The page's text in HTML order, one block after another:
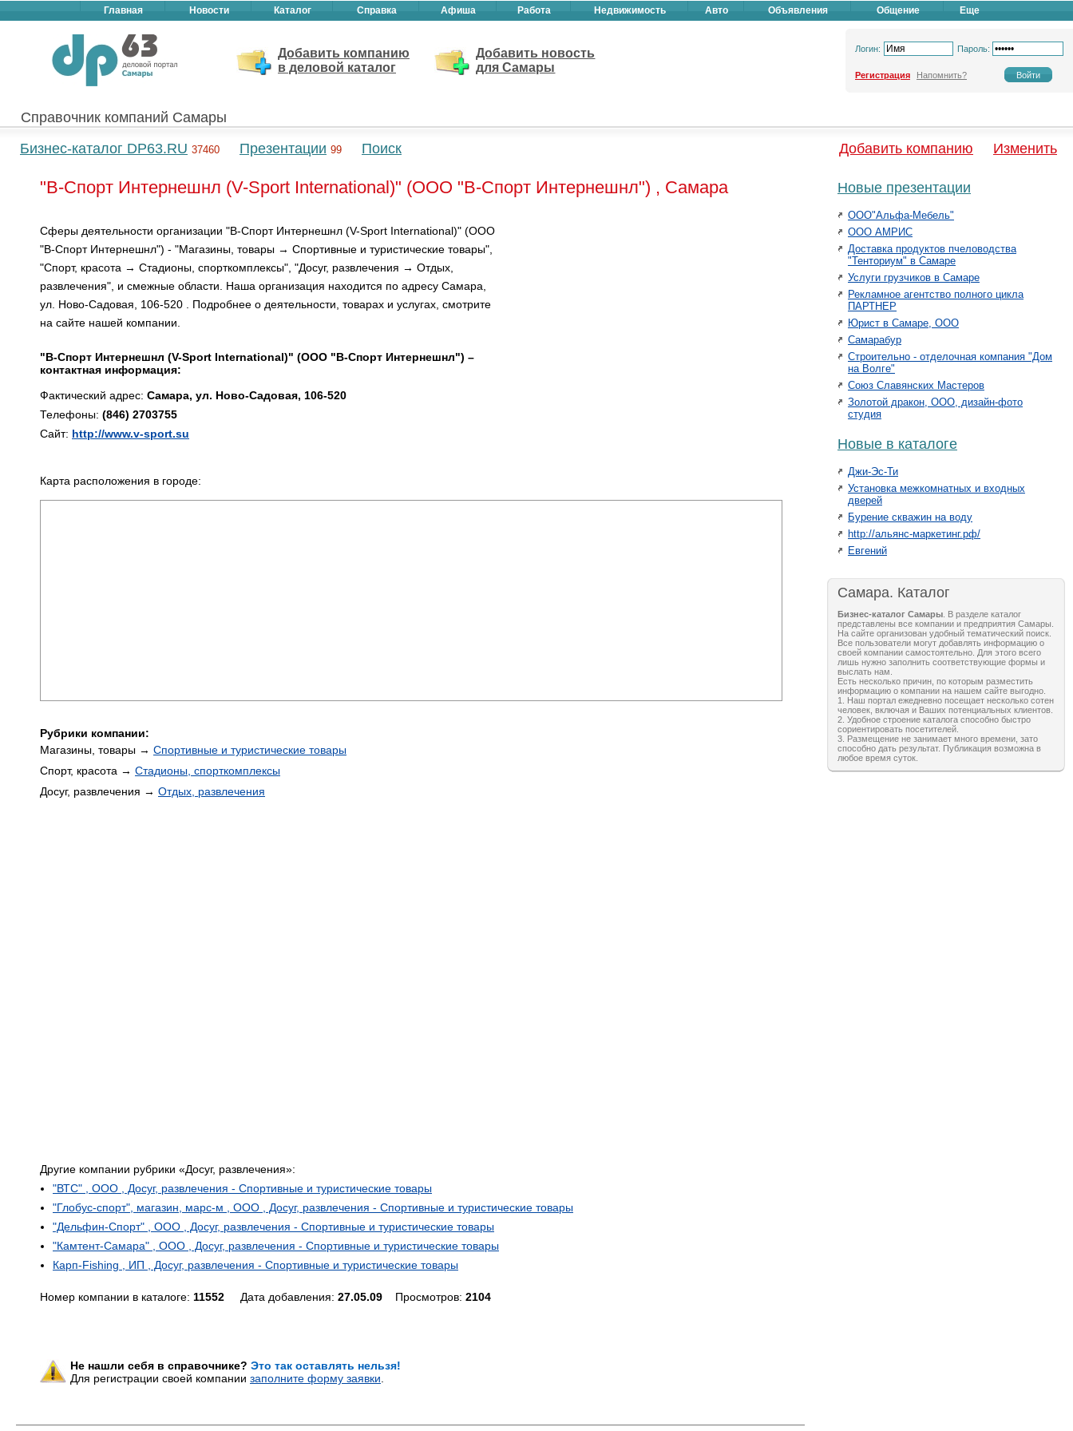
Главная Новости Каталог Справка Афиша Работа Недвижимость Авто Объявления Общение Еще
Добавить компанию
в деловой каталог
Добавить новость
для Самары
Логин: Пароль:
Регистрация Напомнить?
Справочник компаний Самары
Бизнес-каталог DP63.RU 37460 Презентации 99 Поиск Добавить компанию Изменить
"В-Спорт Интернешнл (V-Sport International)" (ООО "В-Спорт Интернешнл") , Самара
Сферы деятельности организации "В-Спорт Интернешнл (V-Sport International)" (ООО
"В-Спорт Интернешнл") - "Магазины, товары → Спортивные и туристические товары",
"Спорт, красота → Стадионы, спорткомплексы", "Досуг, развлечения → Отдых,
развлечения", и смежные области. Наша организация находится по адресу Самара,
ул. Ново-Садовая, 106-520 . Подробнее о деятельности, товарах и услугах, смотрите
на сайте нашей компании.
"В-Спорт Интернешнл (V-Sport International)" (ООО "В-Спорт Интернешнл") –
контактная информация:
Фактический адрес: Самара, ул. Ново-Садовая, 106-520
Телефоны: (846) 2703755
Сайт: http://www.v-sport.su
Карта расположения в городе:
Рубрики компании:
Магазины, товары → Спортивные и туристические товары
Спорт, красота → Стадионы, спорткомплексы
Досуг, развлечения → Отдых, развлечения
Другие компании рубрики «Досуг, развлечения»:
"ВТС" , ООО , Досуг, развлечения - Спортивные и туристические товары
"Глобус-спорт", магазин, марс-м , ООО , Досуг, развлечения - Спортивные и туристические товары
"Дельфин-Спорт" , ООО , Досуг, развлечения - Спортивные и туристические товары
"Камтент-Самара" , ООО , Досуг, развлечения - Спортивные и туристические товары
Карп-Fishing , ИП , Досуг, развлечения - Спортивные и туристические товары
Номер компании в каталоге: 11552 Дата добавления: 27.05.09 Просмотров: 2104
Не нашли себя в справочнике? Это так оставлять нельзя!
Для регистрации своей компании заполните форму заявки
Новые презентации
ООО"Альфа-Мебель"
ООО АМРИС
Доставка продуктов пчеловодства
"Тенториум" в Самаре
Услуги грузчиков в Самаре
Рекламное агентство полного цикла
ПАРТНЕР
Юрист в Самаре, ООО
Самарабур
Строительно - отделочная компания "Дом
на Волге"
Союз Славянских Мастеров
Золотой дракон, ООО, дизайн-фото
студия
Новые в каталоге
Джи-Эс-Ти
Установка межкомнатных и входных
дверей
Бурение скважин на воду
http://альянс-маркетинг.рф/
Евгений
Самара. Каталог
Бизнес-каталог Самары . В разделе каталог
представлены все компании и предприятия Самары.
На сайте организован удобный тематический поиск.
Все пользователи могут добавлять информацию о
своей компании самостоятельно. Для этого всего
лишь нужно заполнить соответствующие формы и
выслать нам.
Есть несколько причин, по которым разместить
информацию о компании на нашем сайте выгодно.
1. Наш портал ежедневно посещает несколько сотен
человек, включая и Ваших потенциальных клиентов.
2. Удобное строение каталога способно быстро
сориентировать посетителей.
3. Размещение не занимает много времени, зато
способно дать результат. Публикация возможна в
любое время суток.